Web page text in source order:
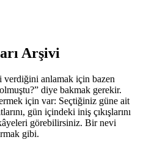
Arşivi
verdiğini anlamak için bazen
diye bakmak gerekir.
için var: Seçtiğiniz güne ait
gün içindeki iniş çıkışlarını
görebilirsiniz. Bir nevi
gibi.